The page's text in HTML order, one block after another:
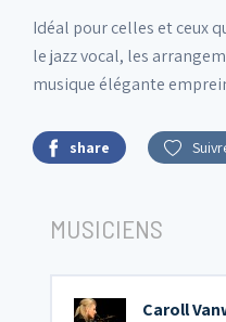
Idéal pour celles et ceux
le jazz vocal, les
musique élégante
share
MUSICIENS
Caroll